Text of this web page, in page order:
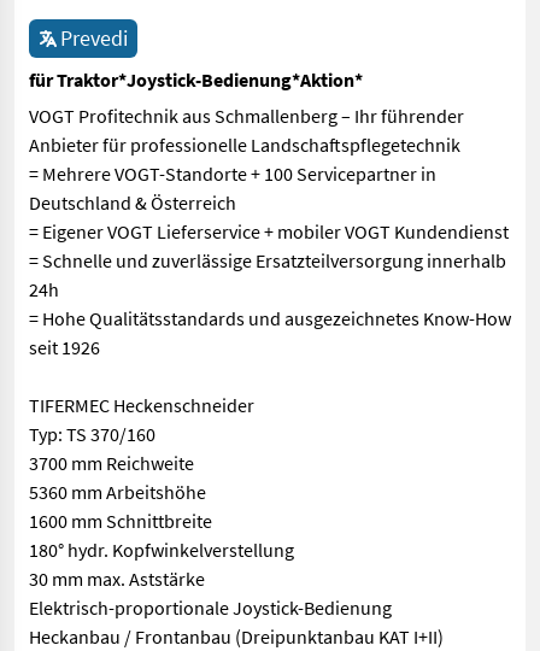
Prevedi
für Traktor*Joystick-Bedienung*Aktion*
VOGT Profitechnik aus Schmallenberg – Ihr führender
Anbieter für professionelle Landschaftspflegetechnik
= Mehrere VOGT-Standorte + 100 Servicepartner in
Deutschland & Österreich
= Eigener VOGT Lieferservice + mobiler VOGT Kundendienst
= Schnelle und zuverlässige Ersatzteilversorgung innerhalb
24h
= Hohe Qualitätsstandards und ausgezeichnetes Know-How
seit 1926
TIFERMEC Heckenschneider
Typ: TS 370/160
3700 mm Reichweite
5360 mm Arbeitshöhe
1600 mm Schnittbreite
180° hydr. Kopfwinkelverstellung
30 mm max. Aststärke
Elektrisch-proportionale Joystick-Bedienung
Heckanbau / Frontanbau (Dreipunktanbau KAT I+II)